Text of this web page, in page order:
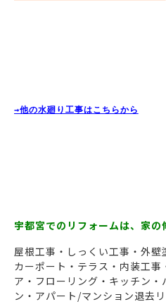
→他の水廻り工事はこちらから
宇都宮でのリフォームは、家の
屋根工事・しっくい工事・外壁
カーポート・テラス・内装工
ア・フローリング・キッチン
ン・アパート/マンション退去